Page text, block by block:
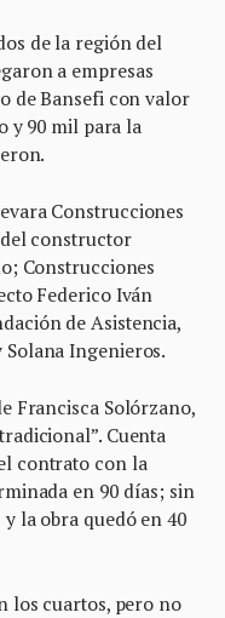
de la región del
a empresas
de Bansefi con valor
y 90 mil para la
Construcciones
constructor
Construcciones
Federico Iván
de Asistencia,
Ingenieros.
Francisca Solórzano,
Cuenta
contrato con la
en 90 días; sin
y la obra quedó en 40
los cuartos, pero no